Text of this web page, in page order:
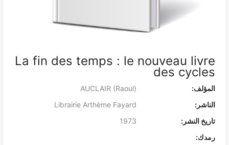
La fin des temps : le nouveau livre
des cycles
المؤلف:
الناشر:
تاريخ النشر:
رمدك: